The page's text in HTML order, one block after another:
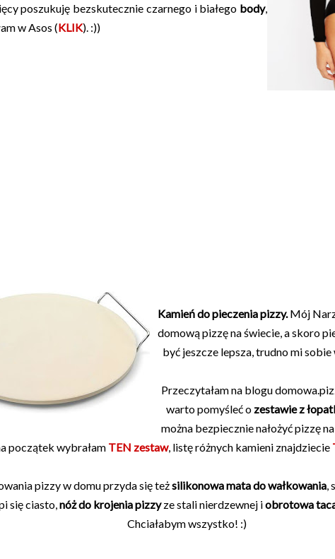
poszukuję bezskutecznie czarnego i białego body,
w Asos (KLIK). :))
Kamień do pieczenia pizzy.Mój
domową pizzę na świecie, a skoro
być jeszcze lepsza, trudno mi
Przeczytałam na blogu
warto pomyśleć o zestawie z
można bezpiecznie nałożyć pizzę
początek wybrałam TEN zestaw, listę różnych kamieni znajdziecie
pizzy w domu przyda się teżsilikonowa mata do wałkowania,
się ciasto,nóż do krojenia pizzyze stali nierdzewnej iobrotowa
Chciałabym wszystko! :)